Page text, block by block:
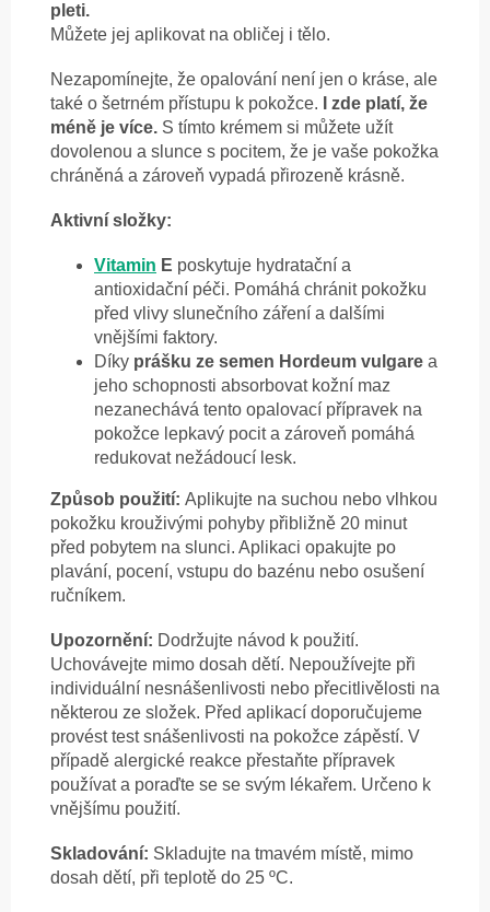
pleti.
Můžete jej aplikovat na obličej i tělo.
Nezapomínejte, že opalování není jen o kráse, ale
také o šetrném přístupu k pokožce.
I zde platí, že
méně je více. S tímto krémem si můžete užít
dovolenou a slunce s pocitem, že je vaše pokožka
chráněná a zároveň vypadá přirozeně krásně.
Aktivní složky:
Vitamin E poskytuje hydratační a
antioxidační péči. Pomáhá chránit pokožku
před vlivy slunečního záření a dalšími
vnějšími faktory.
Díky prášku ze semen Hordeum vulgare a
jeho schopnosti absorbovat kožní maz
nezanechává tento opalovací přípravek na
pokožce lepkavý pocit a zároveň pomáhá
redukovat nežádoucí lesk.
Způsob použití: Aplikujte na suchou nebo vlhkou
pokožku krouživými pohyby přibližně 20 minut
před pobytem na slunci. Aplikaci opakujte po
plavání, pocení, vstupu do bazénu nebo osušení
ručníkem.
Upozornění: Dodržujte návod k použití.
Uchovávejte mimo dosah dětí. Nepoužívejte při
individuální nesnášenlivosti nebo přecitlivělosti na
některou ze složek. Před aplikací doporučujeme
provést test snášenlivosti na pokožce zápěstí. V
případě alergické reakce přestaňte přípravek
používat a poraďte se se svým lékařem. Určeno k
vnějšímu použití.
Skladování: Skladujte na tmavém místě, mimo
dosah dětí, při teplotě do 25 ºC.